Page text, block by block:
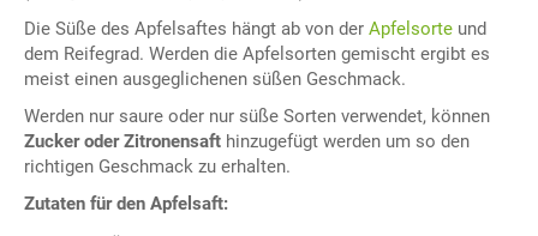
Die Süße des Apfelsaftes hängt ab von der Apfelsorte und
dem Reifegrad. Werden die Apfelsorten gemischt ergibt es
meist einen ausgeglichenen süßen Geschmack.
Werden nur saure oder nur süße Sorten verwendet, können
Zucker oder Zitronensaft hinzugefügt werden um so den
richtigen Geschmack zu erhalten.
Zutaten für den Apfelsaft: